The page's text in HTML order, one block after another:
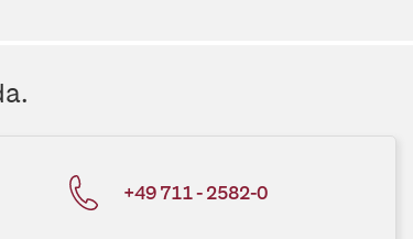
+49 711 - 2582-0